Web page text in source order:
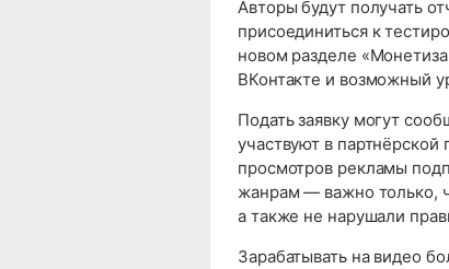
Авторы будут получать
присоединиться к
новом разделе
ВКонтакте и возможный
Подать заявку могут
участвуют в
просмотров рекламы
жанрам — важно только,
а также не нарушали
Зарабатывать на видео